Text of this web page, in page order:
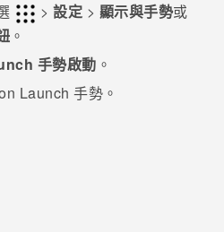
> 設定 > 顯示與手勢或
。
手勢啟動 。
Launch 手勢。